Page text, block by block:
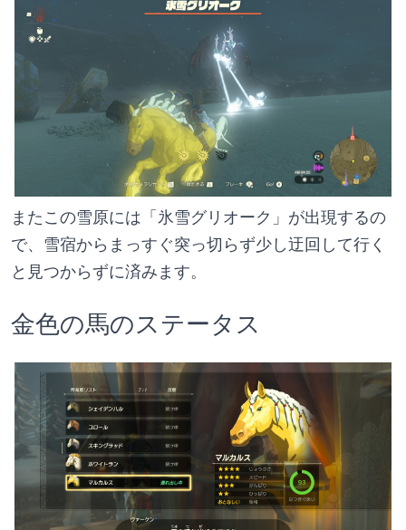
またこの雪原には「氷雪グリオーク」が出現するの
で、雪宿からまっすぐ突っ切らず少し迂回して行く
と見つからずに済みます。
金色の馬のステータス